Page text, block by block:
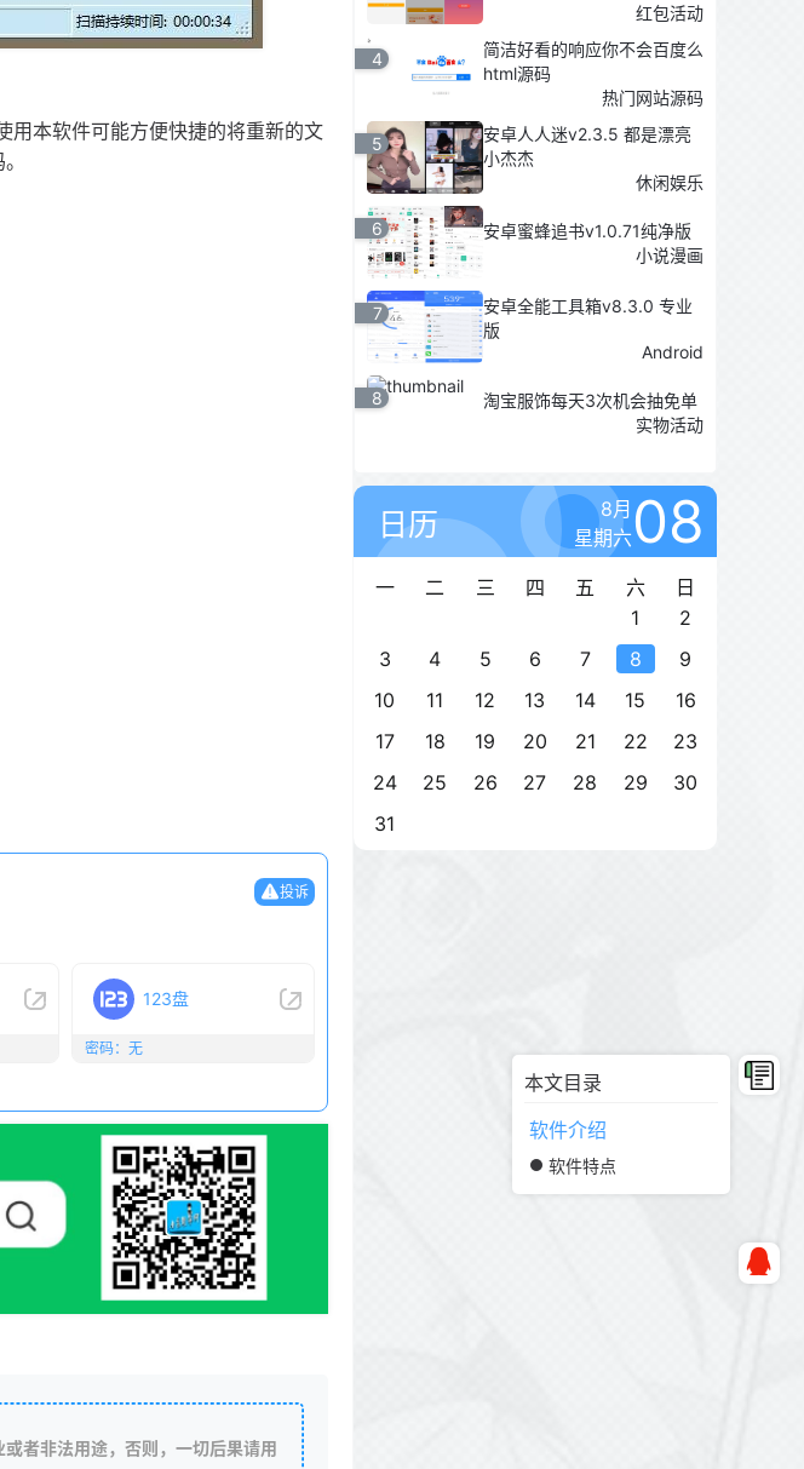
本文目录
软件介绍
软件特点
本软件可能方便快捷的将重新的文
投诉
123盘
密码：无
者非法用途，否则，一切后果请用
红包活动
4
简洁好看的响应你不会百度么
html源码
热门网站源码
5
安卓人人迷v2.3.5 都是漂亮
小杰杰
休闲娱乐
6
安卓蜜蜂追书v1.0.71纯净版
小说漫画
7
安卓全能工具箱v8.3.0 专业
版
Android
8
淘宝服饰每天3次机会抽免单
实物活动
日历
8月
星期六08
一 二 三 四 五 六
日
1
2
3
4 5 6 7 8
9
10
11 12 13 14 15
16
17
18 19 20 21 22
23
24
25 26 27 28 29
30
31